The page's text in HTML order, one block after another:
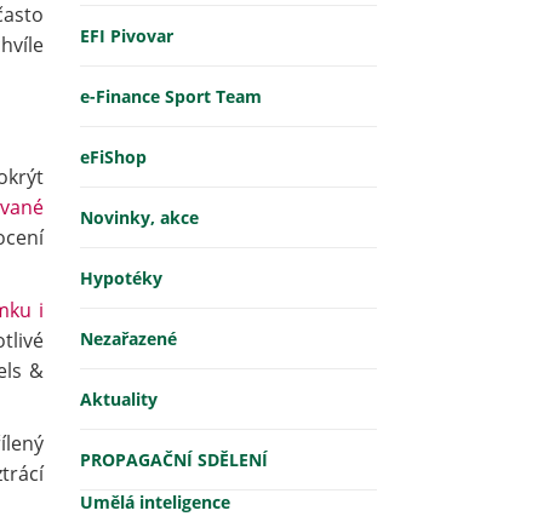
i
&
EFI Pivovar
e-Finance Sport Team
eFiShop
Novinky, akce
Hypotéky
Nezařazené
Aktuality
PROPAGAČNÍ SDĚLENÍ
Umělá inteligence